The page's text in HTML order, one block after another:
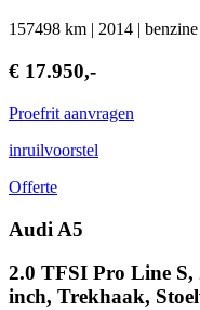
157498 km | 2014 |
€ 17.950,-
Proefrit aanvragen
inruilvoorstel
Offerte
Audi A5
2.0 TFSI Pro Line S,
inch, Trekhaak,